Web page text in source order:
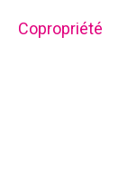
Copropriété